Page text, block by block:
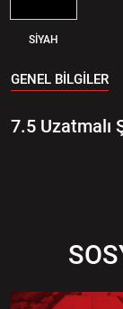
SİYAH
GENEL BİLGİLER
7.5 Uzatmalı